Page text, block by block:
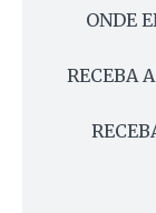
ONDE
RECEBA